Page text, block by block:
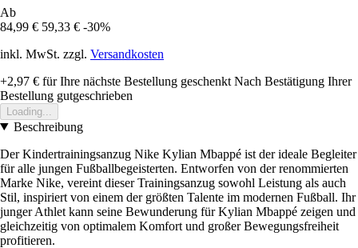
Ab
84,99 € 59,33 € -30%
inkl. MwSt. zzgl. Versandkosten
+2,97 € für Ihre nächste Bestellung geschenkt Nach Bestätigung Ihrer
Bestellung gutgeschrieben
Loading...
Beschreibung
Der Kindertrainingsanzug Nike Kylian Mbappé ist der ideale Begleiter
für alle jungen Fußballbegeisterten. Entworfen von der renommierten
Marke Nike, vereint dieser Trainingsanzug sowohl Leistung als auch
Stil, inspiriert von einem der größten Talente im modernen Fußball. Ihr
junger Athlet kann seine Bewunderung für Kylian Mbappé zeigen und
gleichzeitig von optimalem Komfort und großer Bewegungsfreiheit
profitieren.